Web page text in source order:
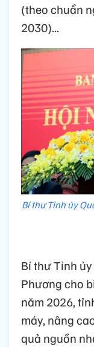
(theo chuẩn
2030)...
Bí thư Tỉnh ủy
Bí thư Tỉnh
Phương cho
năm 2026,
máy, nâng
quả nguồn